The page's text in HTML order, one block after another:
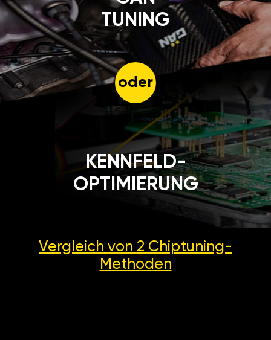
TUNING
oder
KENNFELD-
OPTIMIERUNG
Vergleich von 2 Chiptuning-
Methoden